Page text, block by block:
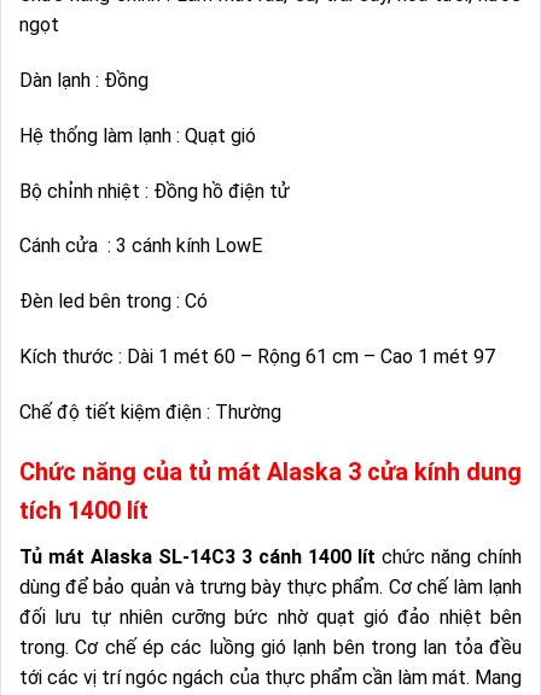
ngọt
Dàn lạnh : Đồng
Hệ thống làm lạnh : Quạt gió
Bộ chỉnh nhiệt : Đồng hồ điện tử
Cánh cửa : 3 cánh kính LowE
Đèn led bên trong : Có
Kích thước : Dài 1 mét 60 – Rộng 61 cm – Cao 1 mét 97
Chế độ tiết kiệm điện : Thường
Chức năng của tủ mát Alaska 3 cửa kính dung
tích 1400 lít
Tủ mát Alaska SL-14C3 3 cánh 1400 lít chức năng chính
dùng để bảo quản và trưng bày thực phẩm. Cơ chế làm lạnh
đối lưu tự nhiên cưỡng bức nhờ quạt gió đảo nhiệt bên
trong. Cơ chế ép các luồng gió lạnh bên trong lan tỏa đều
tới các vị trí ngóc ngách của thực phẩm cần làm mát. Mang